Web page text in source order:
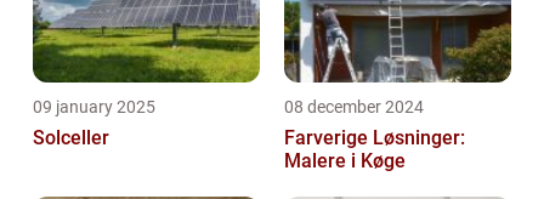
09 january 2025
Solceller
08 december 2024
Farverige Løsninger:
Malere i Køge